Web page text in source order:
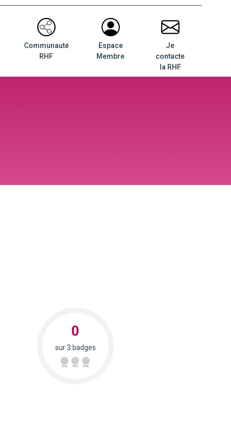
Communauté
RHF
Espace
Membre
Je
contacte
la RHF
0
sur 3 badges